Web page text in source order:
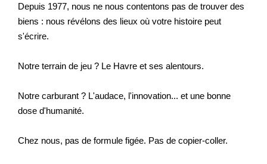
Depuis 1977, nous ne nous contentons pas de trouver des
biens : nous révélons des lieux où votre histoire peut
s'écrire.
Notre terrain de jeu ? Le Havre et ses alentours.
Notre carburant ? L'audace, l'innovation... et une bonne
dose d'humanité.
Chez nous, pas de formule figée. Pas de copier-coller.